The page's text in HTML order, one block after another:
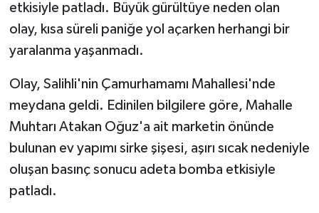
etkisiyle patladı. Büyük gürültüye neden olan
olay, kısa süreli paniğe yol açarken herhangi bir
yaralanma yaşanmadı.
Olay, Salihli'nin Çamurhamamı Mahallesi'nde
meydana geldi. Edinilen bilgilere göre, Mahalle
Muhtarı Atakan Oğuz'a ait marketin önünde
bulunan ev yapımı sirke şişesi, aşırı sıcak nedeniyle
oluşan basınç sonucu adeta bomba etkisiyle
patladı.